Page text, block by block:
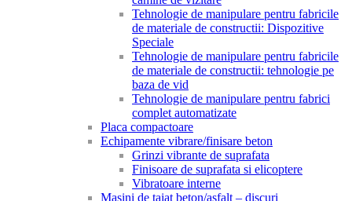
Tehnologie de manipulare pentru fabricile
de materiale de constructii: Dispozitive
Speciale
Tehnologie de manipulare pentru fabricile
de materiale de constructii: tehnologie pe
baza de vid
Tehnologie de manipulare pentru fabrici
complet automatizate
Placa compactoare
Echipamente vibrare/finisare beton
Grinzi vibrante de suprafata
Finisoare de suprafata si elicoptere
Vibratoare interne
Masini de taiat beton/asfalt – discuri